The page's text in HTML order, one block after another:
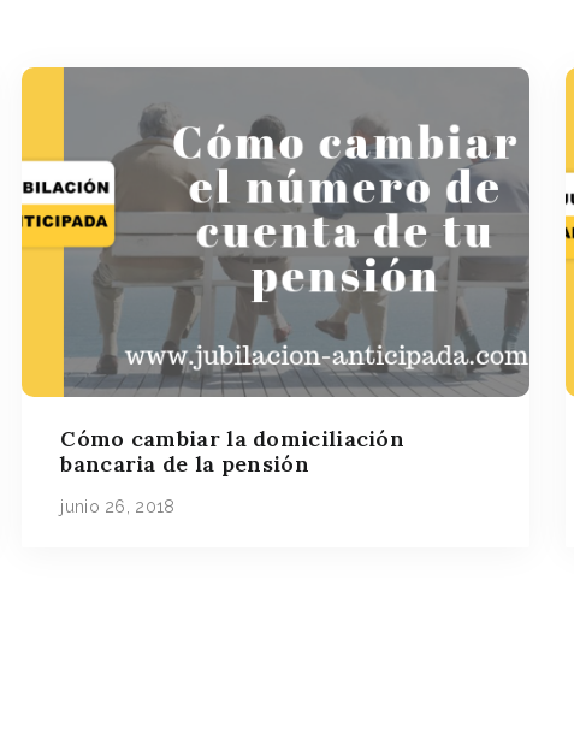
Cómo cambiar la domiciliación
bancaria de la pensión
junio 26, 2018